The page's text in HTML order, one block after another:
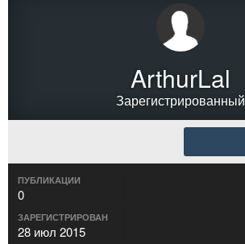
ArthurLal
Зарегистрированный
ПУБЛИКАЦИИ
0
ЗАРЕГИСТРИРОВАН
28 июл 2015